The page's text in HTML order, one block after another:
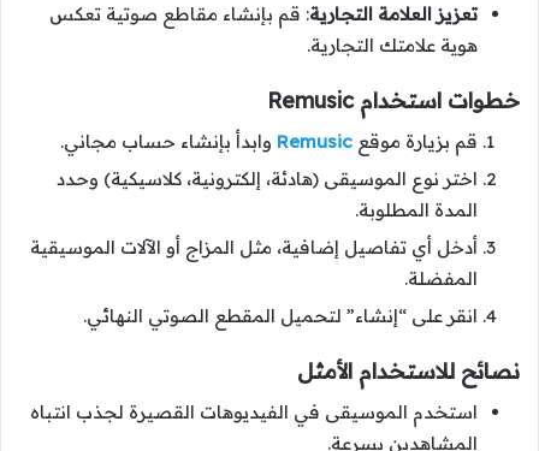
تعزيز العلامة التجارية: قم بإنشاء مقاطع صوتية تعكس
هوية علامتك التجارية.
خطوات استخدام Remusic
قم بزيارة موقع Remusic وابدأ بإنشاء حساب مجاني.
اختر نوع الموسيقى (هادئة، إلكترونية، كلاسيكية) وحدد
المدة المطلوبة.
أدخل أي تفاصيل إضافية، مثل المزاج أو الآلات الموسيقية
المفضلة.
انقر على “إنشاء” لتحميل المقطع الصوتي النهائي.
نصائح للاستخدام الأمثل
استخدم الموسيقى في الفيديوهات القصيرة لجذب انتباه
المشاهدين بسرعة.